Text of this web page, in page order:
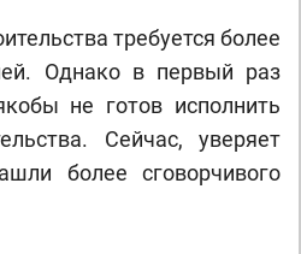
требуется более
Однако в первый раз
не готов исполнить
Сейчас, уверяет
более сговорчивого